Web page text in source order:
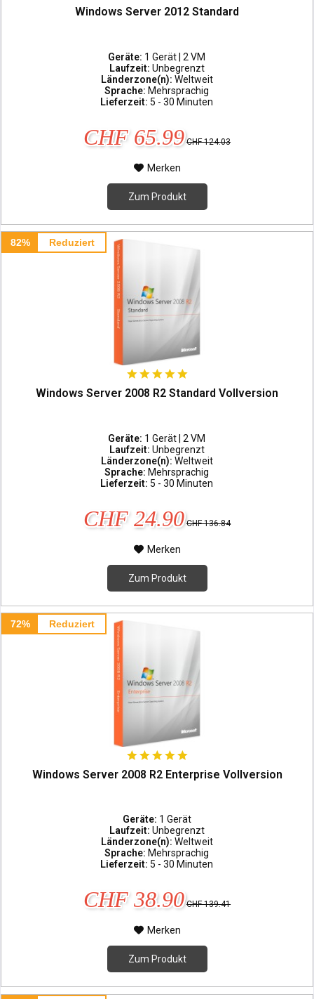
Windows Server 2012 Standard
Geräte: 1 Gerät | 2 VM
Laufzeit: Unbegrenzt
Länderzone(n): Weltweit
Sprache: Mehrsprachig
Lieferzeit: 5 - 30 Minuten
CHF 65.99 CHF 124.03
Merken
Zum Produkt
82% Reduziert
Windows Server 2008 R2 Standard Vollversion
Geräte: 1 Gerät | 2 VM
Laufzeit: Unbegrenzt
Länderzone(n): Weltweit
Sprache:Mehrsprachig
Lieferzeit: 5 - 30 Minuten
CHF 24.90 CHF 136.84
Merken
Zum Produkt
72% Reduziert
Windows Server 2008 R2 Enterprise Vollversion
Geräte: 1 Gerät
Laufzeit: Unbegrenzt
Länderzone(n): Weltweit
Sprache: Mehrsprachig
Lieferzeit: 5 - 30 Minuten
CHF 38.90 CHF 139.41
Merken
Zum Produkt